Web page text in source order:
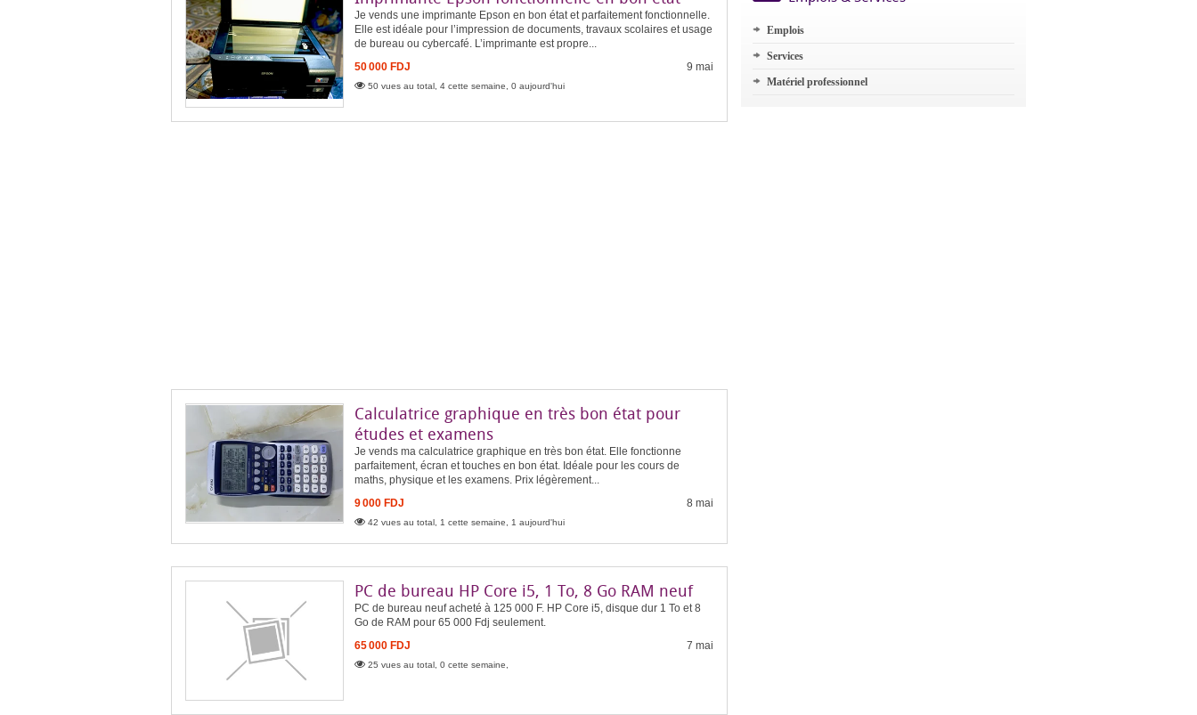
Je vends une imprimante Epson en bon état et parfaitement fonctionnelle.
Elle est idéale pour l’impression de documents, travaux scolaires et usage
de bureau ou cybercafé. L’imprimante est propre...
50 000 FDJ
9 mai
50 vues au total, 4 cette semaine, 0 aujourd'hui
Calculatrice graphique en très bon état pour
études et examens
Je vends ma calculatrice graphique en très bon état. Elle fonctionne
parfaitement, écran et touches en bon état. Idéale pour les cours de
maths, physique et les examens. Prix légèrement...
9 000 FDJ
8 mai
42 vues au total, 1 cette semaine, 1 aujourd'hui
PC de bureau HP Core i5, 1 To, 8 Go RAM neuf
PC de bureau neuf acheté à 125 000 F. HP Core i5, disque dur 1 To et 8
Go de RAM pour 65 000 Fdj seulement.
65 000 FDJ
7 mai
25 vues au total, 0 cette semaine,
Emplois
Services
Matériel professionnel